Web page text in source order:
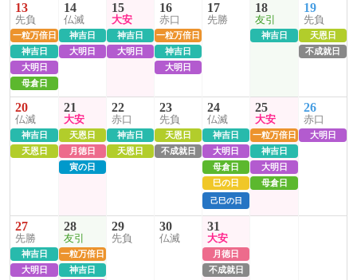
13
先負
一粒万倍日
神吉日
大明日
母倉日
14
仏滅
神吉日
大明日
15
大安
神吉日
大明日
16
赤口
一粒万倍日
神吉日
大明日
17
先勝
18
友引
神吉日
19
先負
天恩日
不成就日
20
仏滅
神吉日
天恩日
21
大安
天恩日
月徳日
寅の日
22
赤口
神吉日
天恩日
23
先負
天恩日
不成就日
24
仏滅
神吉日
大明日
母倉日
巳の日
己巳の日
25
大安
一粒万倍日
神吉日
大明日
母倉日
26
赤口
大明日
27
先勝
神吉日
大明日
28
友引
一粒万倍日
神吉日
29
先負
30
仏滅
31
大安
月徳日
不成就日